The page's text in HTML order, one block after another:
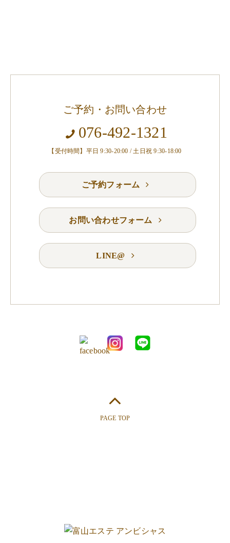
ご予約・お問い合わせ
076-492-1321
【受付時間】平日 9:30-20:00 / 土日祝 9:30-18:00
ご予約フォーム
お問い合わせフォーム
LINE@
PAGE TOP